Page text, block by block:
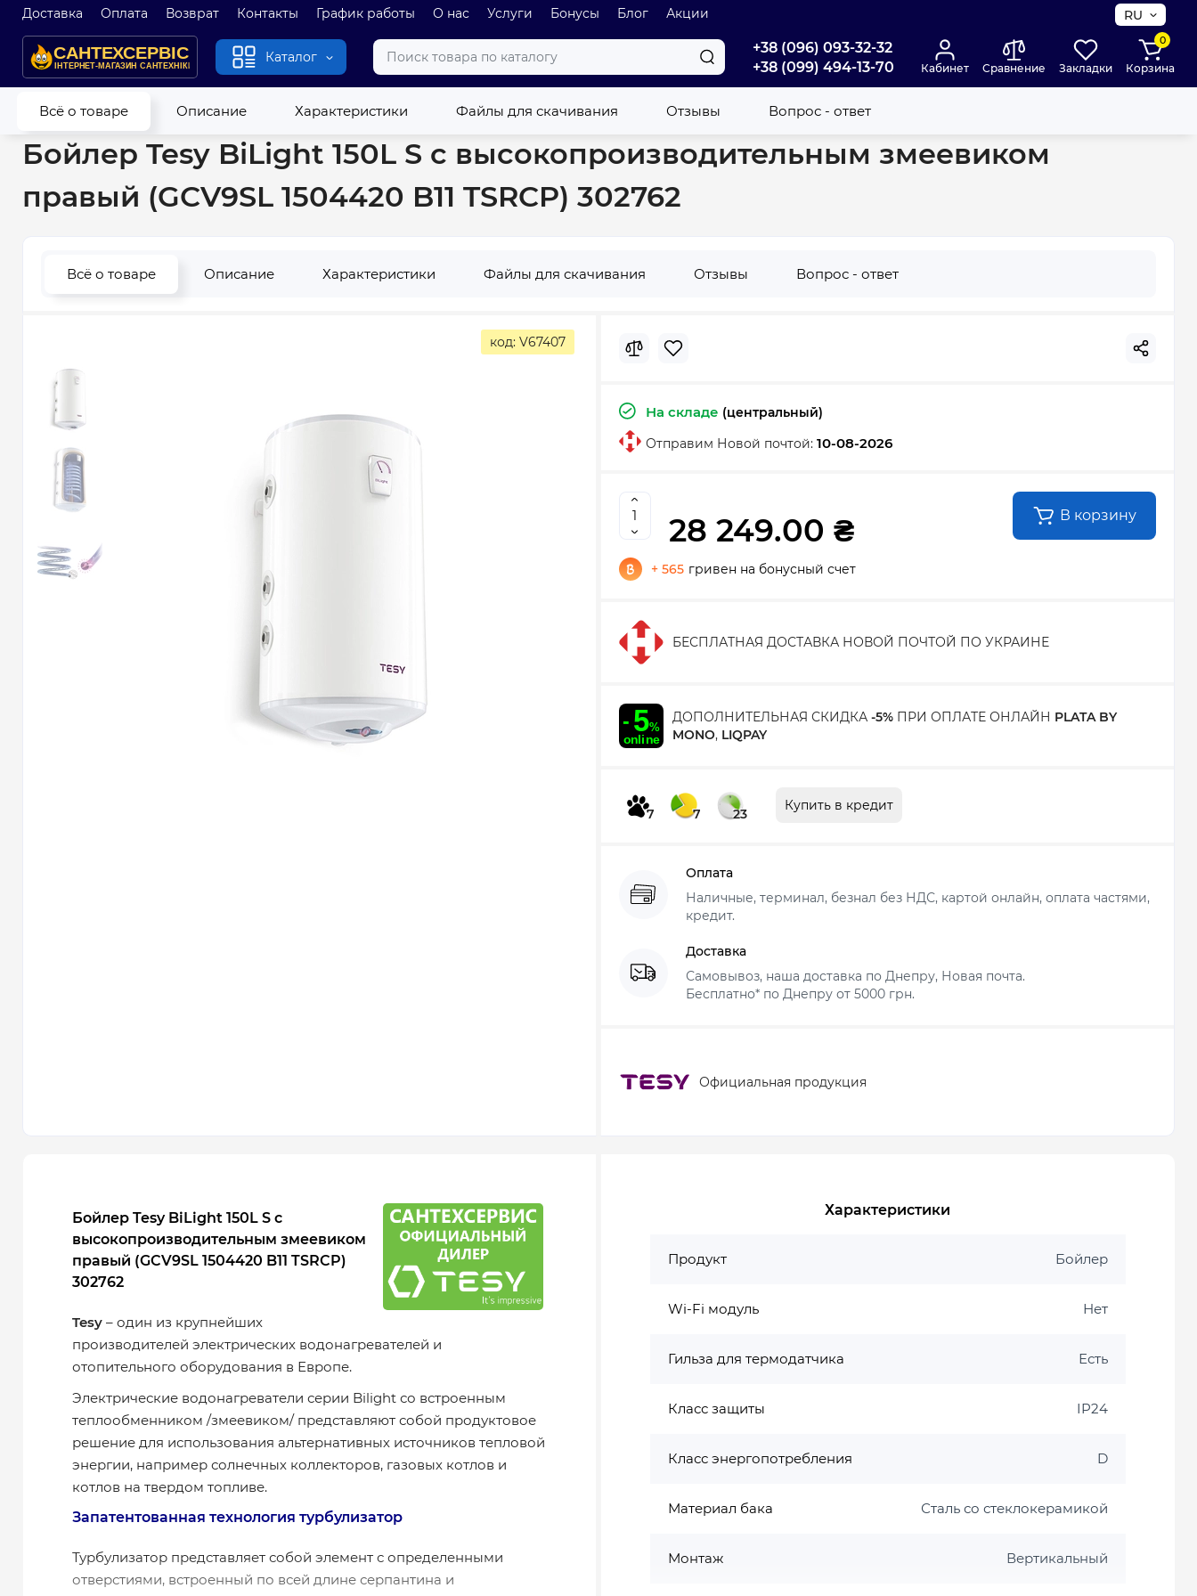
Доставка Оплата Возврат Контакты График работы О нас Услуги Бонусы Блог Акции RU
Каталог
+38 (096) 093-32-32
+38 (099) 494-13-70
Кабинет Сравнение Закладки
0
Корзина
Всё о товаре Описание Характеристики Файлы для скачивания Отзывы Вопрос - ответ
Главная Водонагреватели Бойлеры Бойлер Tesy BiLight 150L S с высокопроизводительным змеевиком правый (GCV9SL 1504420 B11 TSRCP) 302762
Бойлер Tesy BiLight 150L S с высокопроизводительным змеевиком
правый (GCV9SL 1504420 B11 TSRCP) 302762
Всё о товаре Описание Характеристики Файлы для скачивания Отзывы Вопрос - ответ
код: V67407
На складе (центральный)
Отправим Новой почтой: 10-08-2026
28 249.00 ₴ В корзину
+ 565 гривен на бонусный счет
БЕСПЛАТНАЯ ДОСТАВКА НОВОЙ ПОЧТОЙ ПО УКРАИНЕ
ДОПОЛНИТЕЛЬНАЯ СКИДКА -5%ПРИ ОПЛАТЕ ОНЛАЙН PLATA BY
MONO, LIQPAY
7 7 23
Купить в кредит
Оплата
Наличные, терминал, безнал без НДС, картой онлайн, оплата частями,
кредит.
Доставка
Самовывоз, наша доставка по Днепру, Новая почта.
Бесплатно* по Днепру от 5000 грн.
Официальная продукция
Бойлер Tesy BiLight 150L S с
высокопроизводительным змеевиком
правый (GCV9SL 1504420 B11 TSRCP)
302762
Tesy – один из крупнейших
производителей электрических водонагревателей и
отопительного оборудования в Европе.
Электрические водонагреватели серии Bilight со встроенным
теплообменником /змеевиком/ представляют собой продуктовое
решение для использования альтернативных источников тепловой
энергии, например солнечных коллекторов, газовых котлов и
котлов на твердом топливе.
Запатентованная технология турбулизатор
Турбулизатор представляет собой элемент с определенными
отверстиями, встроенный по всей длине серпантина и
Характеристики
Продукт Бойлер
Wi-Fi модуль Нет
Гильза для термодатчика Есть
Класс защиты IP24
Класс энергопотребления D
Материал бака Сталь со стеклокерамикой
Монтаж Вертикальный